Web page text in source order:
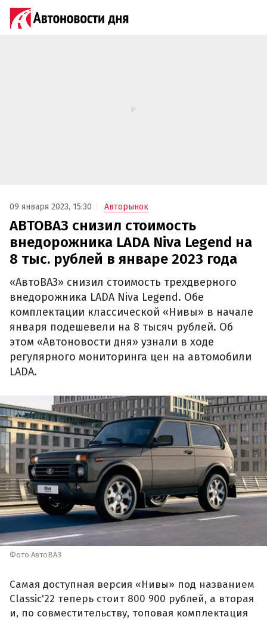
09 января 2023, 15:30 Авторынок
АВТОВАЗ снизил стоимость
внедорожника LADA Niva Legend на
8 тыс. рублей в январе 2023 года
«АвтоВАЗ» снизил стоимость трехдверного
внедорожника LADA Niva Legend. Обе
комплектации классической «Нивы» в начале
января подешевели на 8 тысяч рублей. Об
этом «Автоновости дня» узнали в ходе
регулярного мониторинга цен на автомобили
LADA.
Фото АвтоВАЗ
Самая доступная версия «Нивы» под названием
Classic'22 теперь стоит 800 900 рублей, а вторая
и, по совместительству, топовая комплектация